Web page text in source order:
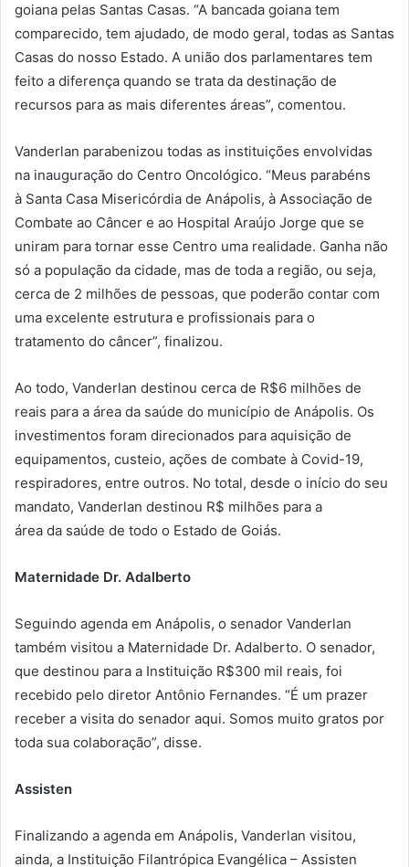
goiana pelas Santas Casas. “A bancada goiana tem
comparecido, tem ajudado, de modo geral, todas as Santas
Casas do nosso Estado. A união dos parlamentares tem
feito a diferença quando se trata da destinação de
recursos para as mais diferentes áreas”, comentou.
Vanderlan parabenizou todas as instituições envolvidas
na inauguração do Centro Oncológico. “Meus parabéns
à Santa Casa Misericórdia de Anápolis, à Associação de
Combate ao Câncer e ao Hospital Araújo Jorge que se
uniram para tornar esse Centro uma realidade. Ganha não
só a população da cidade, mas de toda a região, ou seja,
cerca de 2 milhões de pessoas, que poderão contar com
uma excelente estrutura e profissionais para o
tratamento do câncer”, finalizou.
Ao todo, Vanderlan destinou cerca de R$6 milhões de
reais para a área da saúde do município de Anápolis. Os
investimentos foram direcionados para aquisição de
equipamentos, custeio, ações de combate à Covid-19,
respiradores, entre outros. No total, desde o início do seu
mandato, Vanderlan destinou R$ milhões para a
área da saúde de todo o Estado de Goiás.
Maternidade Dr. Adalberto
Seguindo agenda em Anápolis, o senador Vanderlan
também visitou a Maternidade Dr. Adalberto. O senador,
que destinou para a Instituição R$300 mil reais, foi
recebido pelo diretor Antônio Fernandes. “É um prazer
receber a visita do senador aqui. Somos muito gratos por
toda sua colaboração”, disse.
Assisten
Finalizando a agenda em Anápolis, Vanderlan visitou,
ainda, a Instituição Filantrópica Evangélica – Assisten